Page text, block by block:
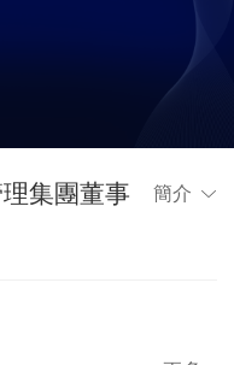
集團董事
簡介